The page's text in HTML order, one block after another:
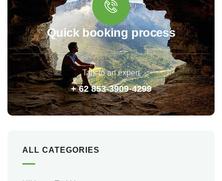
Quick booking process
Talk to an expert
+ 62 853-3909-4299
ALL CATEGORIES